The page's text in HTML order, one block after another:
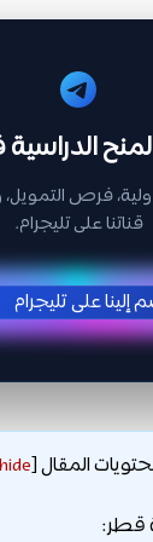
فرص
قناتنا على تليجرام.
إلينا على تليجرام
المقال [
hide
قطر: